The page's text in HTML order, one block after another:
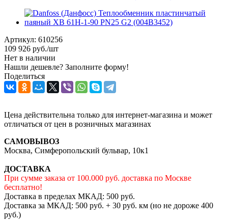
Артикул: 610256
109 926 руб./шт
Нет в наличии
Нашли дешевле? Заполните форму!
Поделиться
Цена действительна только для интернет-магазина и может
отличаться от цен в розничных магазинах
САМОВЫВОЗ
Москва, Симферопольский бульвар, 10к1
ДОСТАВКА
При сумме заказа от 100.000 руб. доставка по Москве
бесплатно!
Доставка в пределах МКАД: 500 руб.
Доставка за МКАД: 500 руб. + 30 руб. км (но не дороже 400
руб.)